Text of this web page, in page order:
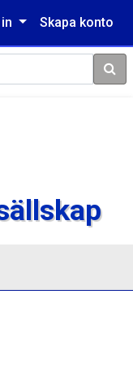
Skapa konto
Sök